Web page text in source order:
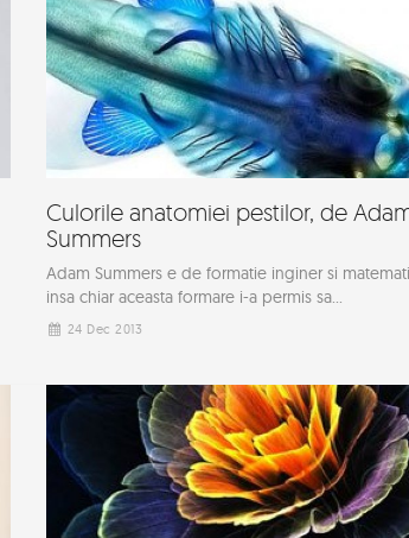
Culorile anatomiei pestilor, de
Summers
Adam Summers e de formatie inginer si
insa chiar aceasta formare i-a permis sa...
24 Dec 2013